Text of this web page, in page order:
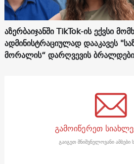
აზერბაიჯანში TikTok-ის ექვსი
ადმინისტრაციულად დააკავეს
მორალის“ დარღვევის
გამოიწერეთ
გაიგეთ მნიშვნელოვანი ამბები